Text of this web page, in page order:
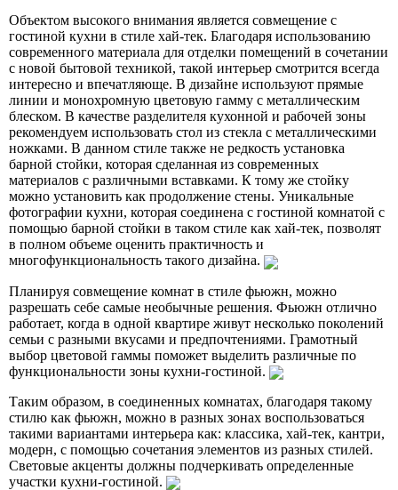
Объектом высокого внимания является совмещение с
гостиной кухни в стиле хай-тек. Благодаря использованию
современного материала для отделки помещений в сочетании
с новой бытовой техникой, такой интерьер смотрится всегда
интересно и впечатляюще. В дизайне используют прямые
линии и монохромную цветовую гамму с металлическим
блеском. В качестве разделителя кухонной и рабочей зоны
рекомендуем использовать стол из стекла с металлическими
ножками. В данном стиле также не редкость установка
барной стойки, которая сделанная из современных
материалов с различными вставками. К тому же стойку
можно установить как продолжение стены. Уникальные
фотографии кухни, которая соединена с гостиной комнатой с
помощью барной стойки в таком стиле как хай-тек, позволят
в полном объеме оценить практичность и
многофункциональность такого дизайна.
Планируя совмещение комнат в стиле фьюжн, можно
разрешать себе самые необычные решения. Фьюжн отлично
работает, когда в одной квартире живут несколько поколений
семьи с разными вкусами и предпочтениями. Грамотный
выбор цветовой гаммы поможет выделить различные по
функциональности зоны кухни-гостиной.
Таким образом, в соединенных комнатах, благодаря такому
стилю как фьюжн, можно в разных зонах воспользоваться
такими вариантами интерьера как: классика, хай-тек, кантри,
модерн, с помощью сочетания элементов из разных стилей.
Световые акценты должны подчеркивать определенные
участки кухни-гостиной.